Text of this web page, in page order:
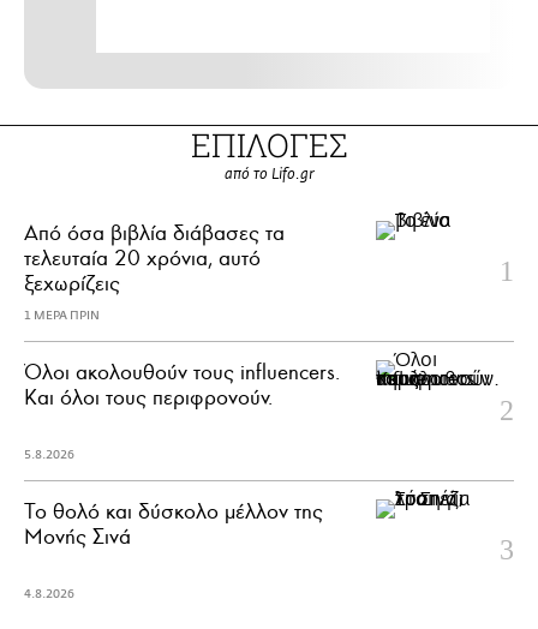
ΕΠΙΛΟΓΕΣ
από το Lifo.gr
Από όσα βιβλία διάβασες τα
τελευταία 20 χρόνια, αυτό
ξεχωρίζεις
1 ΜΕΡΑ ΠΡΙΝ
Όλοι ακολουθούν τους influencers.
Και όλοι τους περιφρονούν.
5.8.2026
Το θολό και δύσκολο μέλλον της
Μονής Σινά
4.8.2026